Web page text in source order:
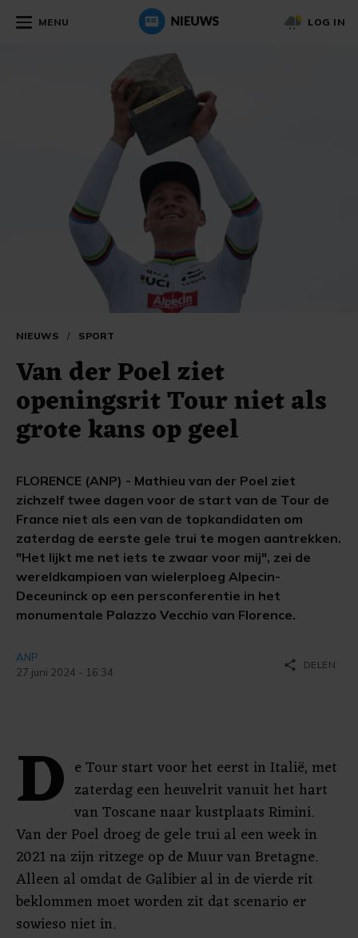
MENU LOG IN
NIEUWS / SPORT
Van der Poel ziet
openingsrit Tour niet als
grote kans op geel
FLORENCE (ANP) - Mathieu van der Poel ziet
zichzelf twee dagen voor de start van de Tour de
France niet als een van de topkandidaten om
zaterdag de eerste gele trui te mogen aantrekken.
"Het lijkt me net iets te zwaar voor mij", zei de
wereldkampioen van wielerploeg Alpecin-
Deceuninck op een persconferentie in het
monumentale Palazzo Vecchio van Florence.
ANP
27 juni 2024 - 16:34
share DELEN
D e Tour start voor het eerst in Italië, met
zaterdag een heuvelrit vanuit het hart
van Toscane naar kustplaats Rimini.
Van der Poel droeg de gele trui al een week in
2021 na zijn ritzege op de Muur van Bretagne.
Alleen al omdat de Galibier al in de vierde rit
beklommen moet worden zit dat scenario er
sowieso niet in.